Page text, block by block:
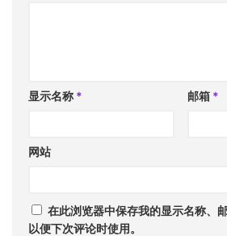
显示名称 * 邮箱 *
网站
在此浏览器中保存我的显示名称、
以便下次评论时使用。